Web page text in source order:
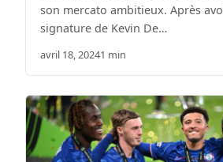
son mercato ambitieux. Après
signature de Kevin De…
avril 18, 20241 min